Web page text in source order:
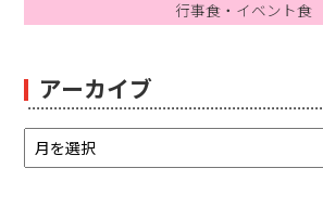
行事食・イベント食
アーカイブ